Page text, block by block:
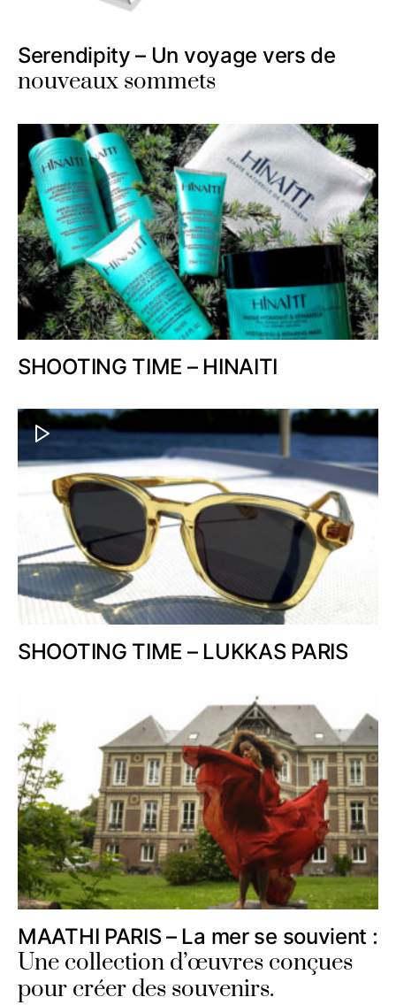
Serendipity – Un voyage vers de
nouveaux sommets
SHOOTING TIME – HINAITI
SHOOTING TIME – LUKKAS PARIS
MAATHI PARIS – La mer se souvient :
Une collection d’œuvres conçues
pour créer des souvenirs.